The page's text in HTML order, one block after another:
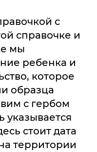
с
справочке и
мы
ребенка и
которое
образца
с гербом
указывается
стоит дата
территории